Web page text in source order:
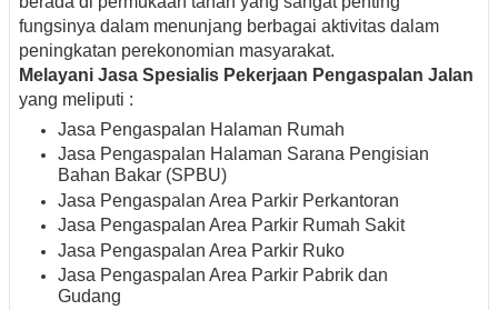
fungsinya dalam menunjang berbagai aktivitas dalam
peningkatan perekonomian masyarakat.
Melayani Jasa Spesialis Pekerjaan Pengaspalan Jalan
yang meliputi :
Jasa Pengaspalan Halaman Rumah
Jasa Pengaspalan Halaman Sarana Pengisian
Bahan Bakar (SPBU)
Jasa Pengaspalan Area Parkir Perkantoran
Jasa Pengaspalan Area Parkir Rumah Sakit
Jasa Pengaspalan Area Parkir Ruko
Jasa Pengaspalan Area Parkir Pabrik dan
Gudang